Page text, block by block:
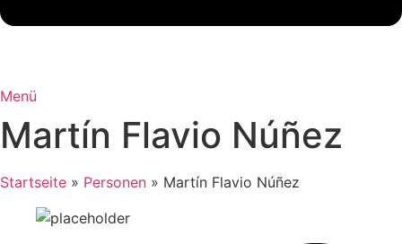
Menü
Martín Flavio Núñez
Startseite » Personen » Martín Flavio Núñez